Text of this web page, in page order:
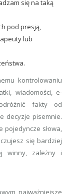
się na taką
pod presją,
lub
kontrolowaniu
wiadomości, e-
fakty od
decyzje pisemnie.
pojedyncze słowa,
się bardziej
winny, zależny i
najważniejsze